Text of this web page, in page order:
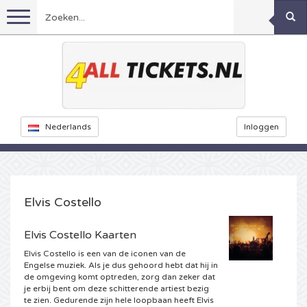
Nederlands Inloggen
Menu
Feyenoord kaarten
Ajax kaarten
Engeland
Spanje
Concerten
Rammstein kaarten
Kensington kaarten
Snoop Dogg kaartjes
Festivals
DGTL kaartjes
Awakenings kaarten
Kickboksen
Rugby
Armin van Buuren kaarten
Reverze kaarten
Theater
TAFKAL kaartjes
Overig
Elvis Costello
Elvis Costello Kaarten
Elvis Costello is een van de iconen van de
Engelse muziek. Als je dus gehoord hebt dat hij in
de omgeving komt optreden, zorg dan zeker dat
je erbij bent om deze schitterende artiest bezig
te zien. Gedurende zijn hele loopbaan heeft Elvis